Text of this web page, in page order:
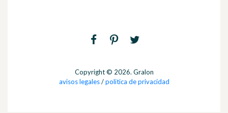
Copyright © 2026. Gralon
avisos legales/politica de privacidad